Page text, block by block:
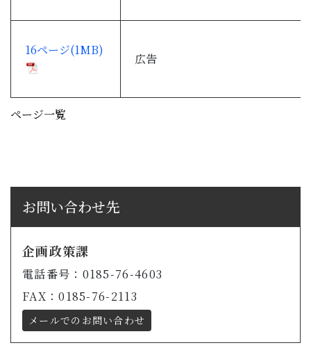
ページ一覧
16ページ(1MB)
広告
お問い合わせ先
企画政策課
電話番号：0185-76-4603
FAX：0185-76-2113
メールでのお問い合わせ